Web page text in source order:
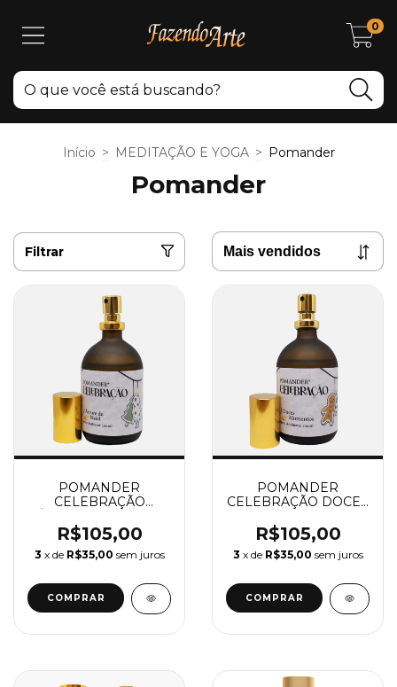
0
Início > MEDITAÇÃO E YOGA > Pomander
Pomander
Filtrar
POMANDER
CELEBRAÇÃO
SPRAY 100ML
R$105,00
3 x de R$35,00 sem juros
POMANDER
CELEBRAÇÃO DOCES
100 ML
R$105,00
3 x de R$35,00 sem juros